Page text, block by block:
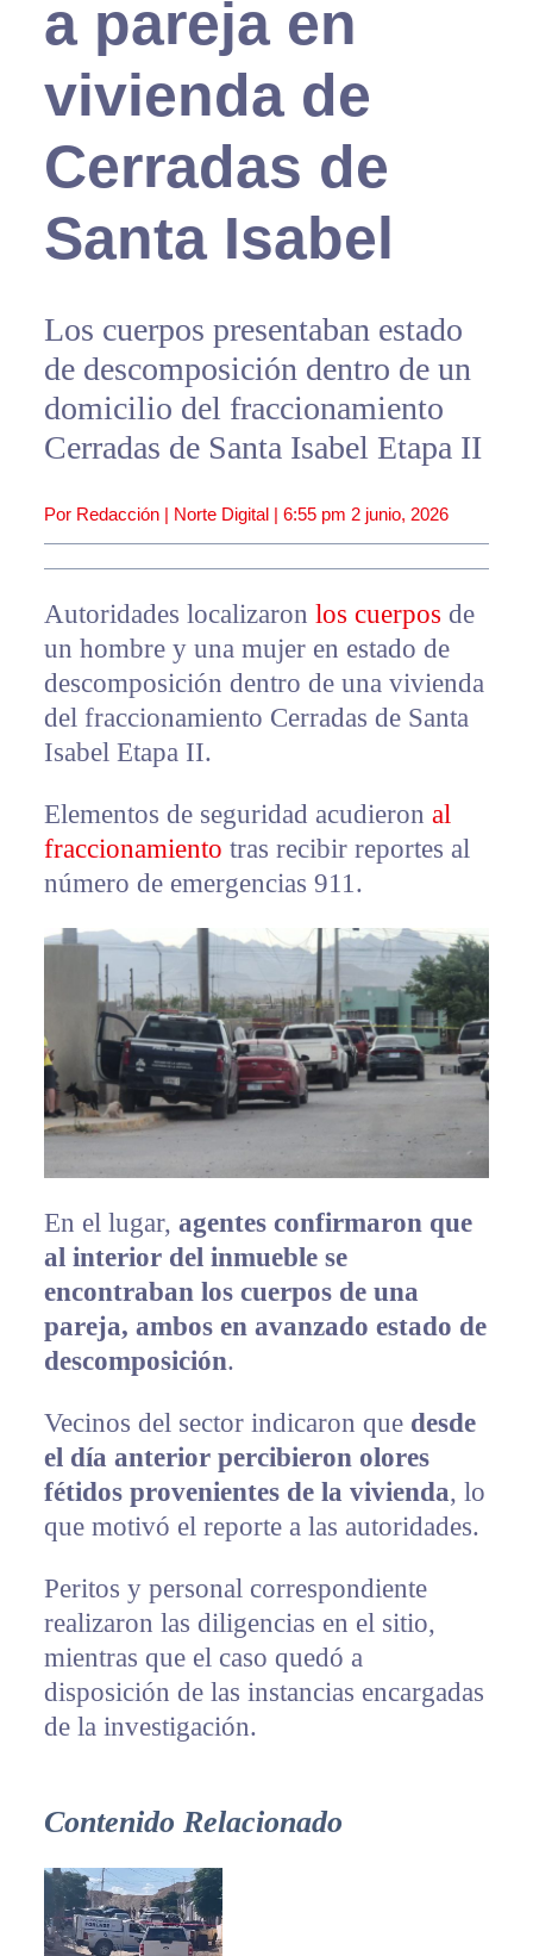
a pareja en
vivienda de
Cerradas de
Santa Isabel
Los cuerpos presentaban estado
de descomposición dentro de un
domicilio del fraccionamiento
Cerradas de Santa Isabel Etapa II
Por Redacción | Norte Digital | 6:55 pm 2 junio, 2026
Autoridades localizaron los cuerpos de
un hombre y una mujer en estado de
descomposición dentro de una vivienda
del fraccionamiento Cerradas de Santa
Isabel Etapa II.
Elementos de seguridad acudieron al
fraccionamiento tras recibir reportes al
número de emergencias 911.
En el lugar, agentes confirmaron que
al interior del inmueble se
encontraban los cuerpos de una
pareja, ambos en avanzado estado de
descomposición.
Vecinos del sector indicaron que desde
el día anterior percibieron olores
fétidos provenientes de la vivienda, lo
que motivó el reporte a las autoridades.
Peritos y personal correspondiente
realizaron las diligencias en el sitio,
mientras que el caso quedó a
disposición de las instancias encargadas
de la investigación.
Contenido Relacionado